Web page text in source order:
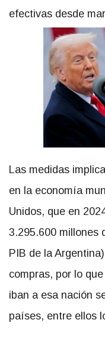
efectivas desde
Las medidas
en la economía
Unidos, que en
3.295.600 millones
PIB de la
compras, por lo
iban a esa nación
países, entre ellos